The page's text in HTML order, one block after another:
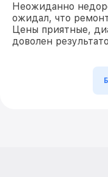
Неожиданно
ожидал, что
Цены приятные,
доволен